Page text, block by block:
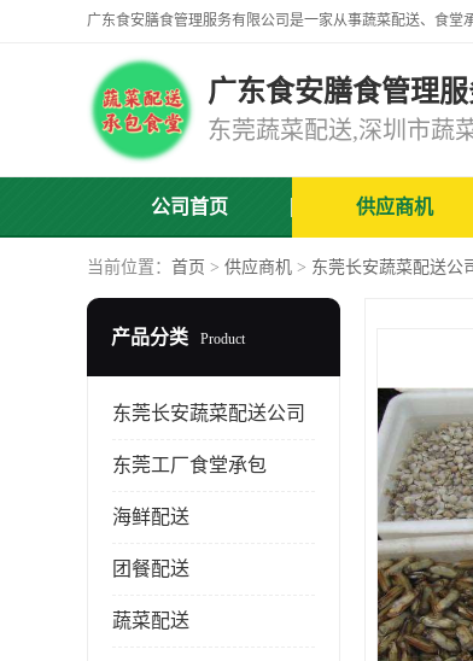
广东食安膳食管理
公司首页 供应商机
当前位置： 首页 > 供应商机 > 东莞长安蔬菜配送公
产品分类 Product
东莞长安蔬菜配送公司
东莞工厂食堂承包
海鲜配送
团餐配送
蔬菜配送